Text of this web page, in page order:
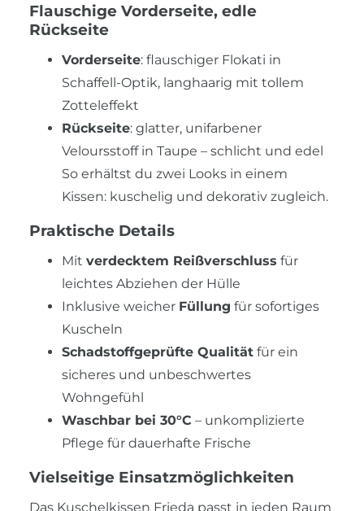
Flauschige Vorderseite, edle
Rückseite
Vorderseite: flauschiger Flokati in
Schaffell-Optik, langhaarig mit tollem
Zotteleffekt
Rückseite: glatter, unifarbener
Veloursstoff in Taupe – schlicht und edel
So erhältst du zwei Looks in einem
Kissen: kuschelig und dekorativ zugleich.
Praktische Details
Mit verdecktem Reißverschluss für
leichtes Abziehen der Hülle
Inklusive weicher Füllung für sofortiges
Kuscheln
Schadstoffgeprüfte Qualität für ein
sicheres und unbeschwertes
Wohngefühl
Waschbar bei 30°C – unkomplizierte
Pflege für dauerhafte Frische
Vielseitige Einsatzmöglichkeiten
Das Kuschelkissen Frieda passt in jeden Raum